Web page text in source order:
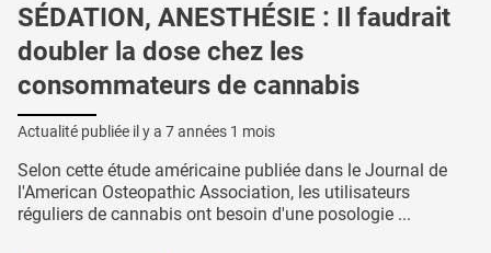
SÉDATION, ANESTHÉSIE : Il faudrait
doubler la dose chez les
consommateurs de cannabis
Actualité publiée il y a 7 années 1 mois
Selon cette étude américaine publiée dans le Journal de
l'American Osteopathic Association, les utilisateurs
réguliers de cannabis ont besoin d'une posologie ...